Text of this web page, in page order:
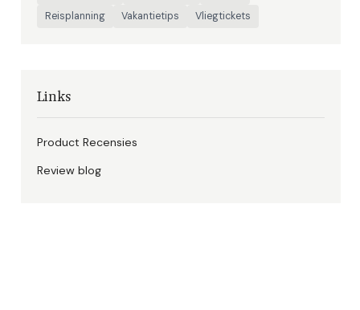
Reisplanning
Vakantietips Vliegtickets
Links
Product Recensies
Review blog